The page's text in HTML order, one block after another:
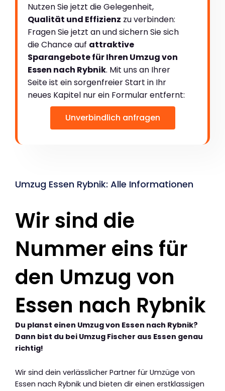
Nutzen Sie jetzt die Gelegenheit,
Qualität und Effizienz zu verbinden:
Fragen Sie jetzt an und sichern Sie sich
die Chance auf attraktive
Sparangebote für Ihren Umzug von
Essen nach Rybnik. Mit uns an Ihrer
Seite ist ein sorgenfreier Start in Ihr
neues Kapitel nur ein Formular entfernt:
Unverbindlich anfragen
Umzug Essen Rybnik: Alle Informationen
Wir sind die
Nummer eins für
den Umzug von
Essen nach Rybnik
Du planst einen Umzug von Essen nach Rybnik?
Dann bist du bei Umzug Fischer aus Essen genau
richtig!
Wir sind dein verlässlicher Partner für Umzüge von
Essen nach Rybnik und bieten dir einen erstklassigen